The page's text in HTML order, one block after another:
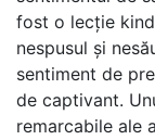
fost o lecție
nespusul și
sentiment de
de captivant.
remarcabile ale